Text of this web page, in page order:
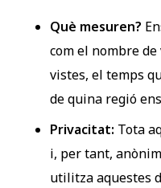
Què mesuren?
com el nombre
vistes, el temps
de quina regió
Privacitat: Tota
i, per tant,
utilitza aquestes